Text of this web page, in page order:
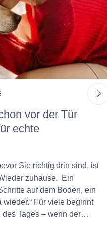
vor der Tür
echte
Sie richtig drin sind, ist
zuhause. Ein
auf dem Boden, ein
wieder.“ Für viele beginnt
des Tages – wenn der…